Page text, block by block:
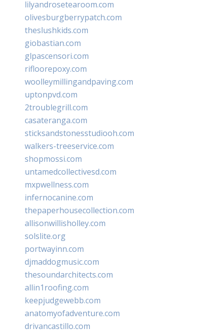
lilyandrosetearoom.com
olivesburgberrypatch.com
theslushkids.com
giobastian.com
glpascensori.com
rifloorepoxy.com
woolleymillingandpaving.com
uptonpvd.com
2troublegrill.com
casateranga.com
sticksandstonesstudiooh.com
walkers-treeservice.com
shopmossi.com
untamedcollectivesd.com
mxpwellness.com
infernocanine.com
thepaperhousecollection.com
allisonwillisholley.com
solslite.org
portwayinn.com
djmaddogmusic.com
thesoundarchitects.com
allin1roofing.com
keepjudgewebb.com
anatomyofadventure.com
drivancastillo.com